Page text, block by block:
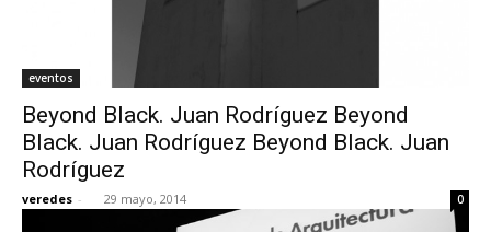
eventos
Beyond Black. Juan Rodríguez Beyond
Black. Juan Rodríguez Beyond Black. Juan
Rodríguez
veredes - 29 mayo, 2014 0